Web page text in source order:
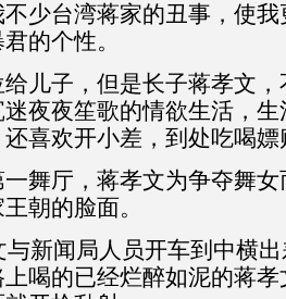
少台湾蒋家的丑事，使
的个性。
儿子，但是长子蒋孝文
夜夜笙歌的情欲生活，
喜欢开小差，到处吃喝嫖
舞厅，蒋孝文为争夺舞
朝的脸面。
与新闻局人员开车到中横
喝的已经烂醉如泥的蒋